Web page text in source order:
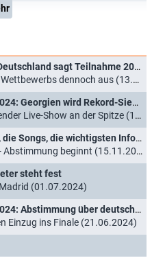
Junior Eurovision Song Contest: Deutschland sagt Teilnahme 2025 ab
dennoch aus (13.03.2025)
Junior Eurovision Song Contest 2024: Georgien wird Rekord-Sieger
Show an der Spitze (16.11.2024)
Junior ESC 2024: Die Kandidaten, die Songs, die wichtigsten Infos
beginnt (15.11.2024)
steht fest
(01.07.2024)
Junior Eurovision Song Contest 2024: Abstimmung über deutsche Acts läuft
Einzug ins Finale (21.06.2024)